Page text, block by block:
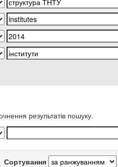
результатів пошуку.
Сортування